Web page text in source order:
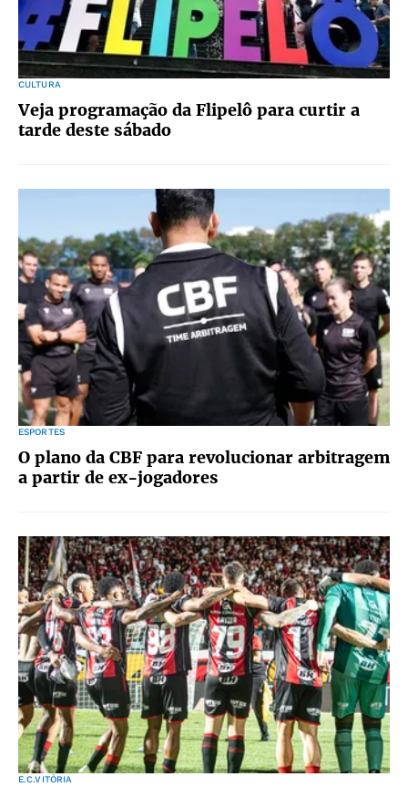
CULTURA
Veja programação da Flipelô para curtir a
tarde deste sábado
ESPORTES
O plano da CBF para revolucionar arbitragem
a partir de ex-jogadores
E.C.VITÓRIA